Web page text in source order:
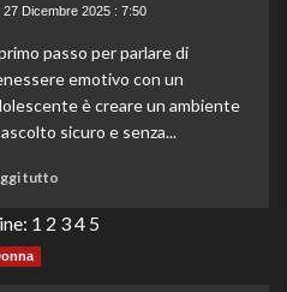
perfect
Christmas
inspiration
for
a
27 Dicembre 2025 : 7:50
passo per parlare di
emotivo con un
è creare un ambiente
sicuro e senza...
tuttoLeggi
più
1 2 34 5